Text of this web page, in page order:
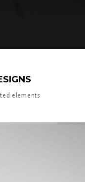
elements